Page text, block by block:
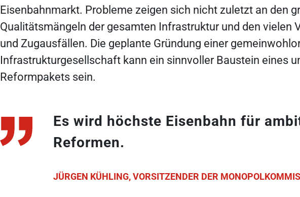
Eisenbahnmarkt. Probleme zeigen sich nicht zuletzt an den
Qualitätsmängeln der gesamten Infrastruktur und den vielen
und Zugausfällen. Die geplante Gründung einer
Infrastrukturgesellschaft kann ein sinnvoller Baustein eines
Reformpakets sein.
Es wird höchste Eisenbahn für
Reformen.
JÜRGEN KÜHLING, VORSITZENDER DER